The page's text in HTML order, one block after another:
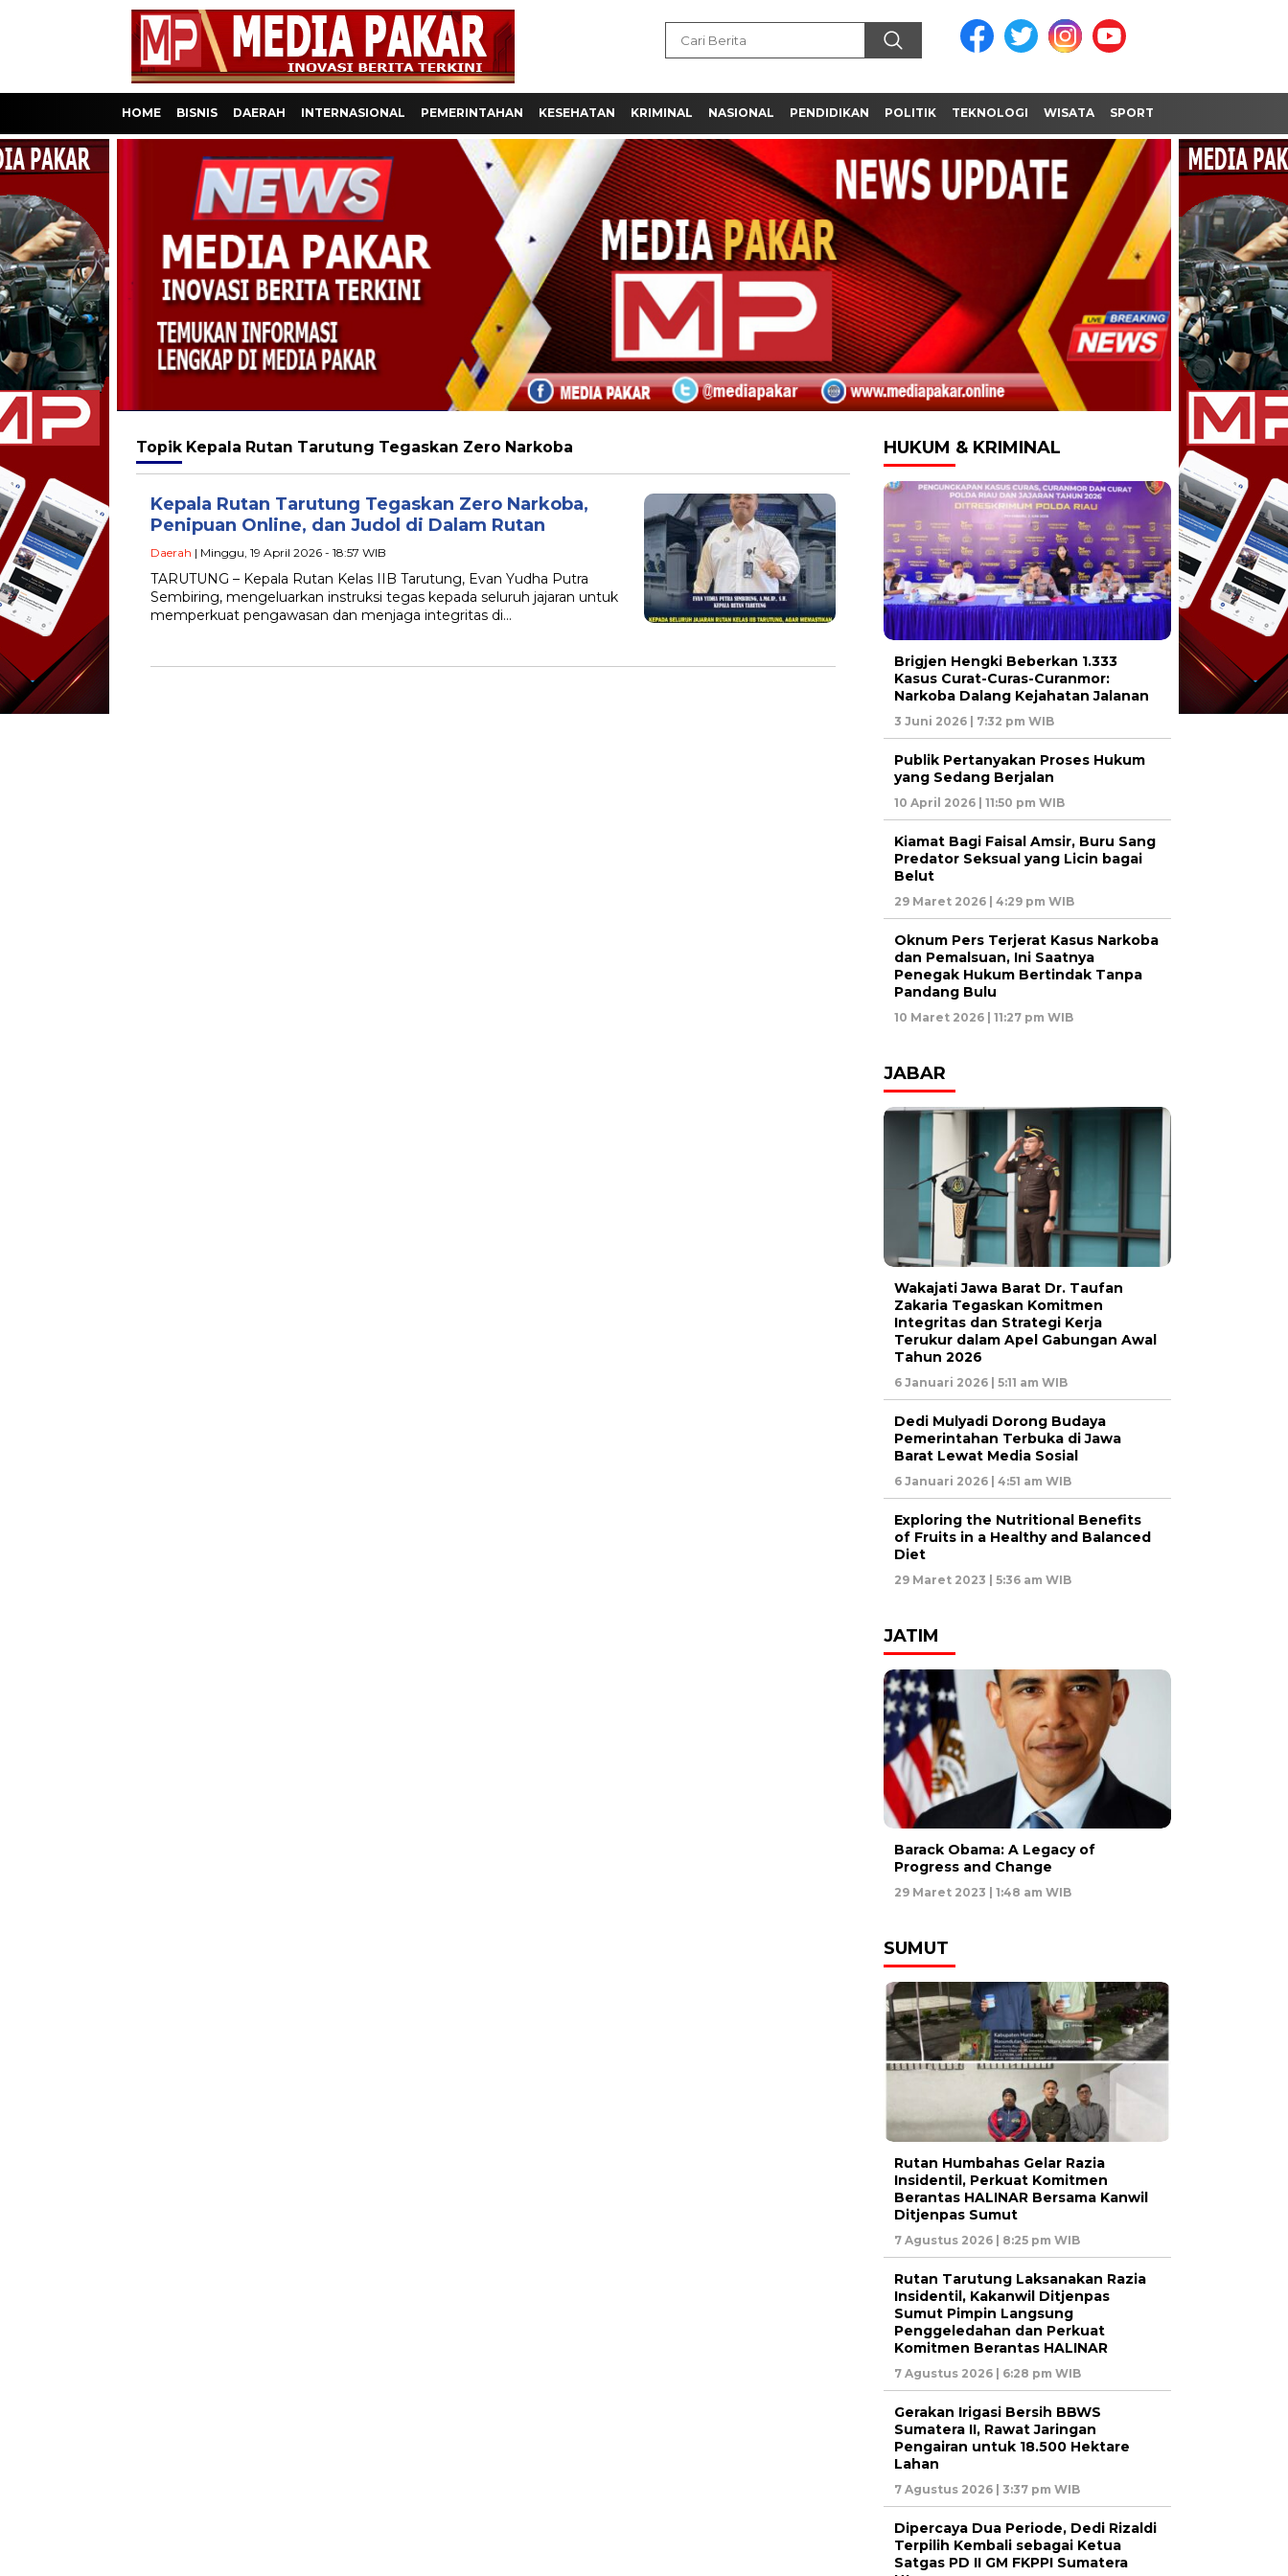
HOME BISNIS DAERAH INTERNASIONAL PEMERINTAHAN KESEHATAN KRIMINAL NASIONAL PENDIDIKAN POLITIK TEKNOLOGI WISATA SPORT
Topik Kepala Rutan Tarutung Tegaskan Zero Narkoba
Kepala Rutan Tarutung Tegaskan Zero Narkoba,
Penipuan Online, dan Judol di Dalam Rutan
Daerah | Minggu, 19 April 2026 - 18:57 WIB
TARUTUNG – Kepala Rutan Kelas IIB Tarutung, Evan Yudha Putra
Sembiring, mengeluarkan instruksi tegas kepada seluruh jajaran untuk
memperkuat pengawasan dan menjaga integritas di…
HUKUM & KRIMINAL
Brigjen Hengki Beberkan 1.333
Kasus Curat-Curas-Curanmor:
Narkoba Dalang Kejahatan Jalanan
3 Juni 2026 | 7:32 pm WIB
Publik Pertanyakan Proses Hukum
yang Sedang Berjalan
10 April 2026 | 11:50 pm WIB
Kiamat Bagi Faisal Amsir, Buru Sang
Predator Seksual yang Licin bagai
Belut
29 Maret 2026 | 4:29 pm WIB
Oknum Pers Terjerat Kasus Narkoba
dan Pemalsuan, Ini Saatnya
Penegak Hukum Bertindak Tanpa
Pandang Bulu
10 Maret 2026 | 11:27 pm WIB
JABAR
Wakajati Jawa Barat Dr. Taufan
Zakaria Tegaskan Komitmen
Integritas dan Strategi Kerja
Terukur dalam Apel Gabungan Awal
Tahun 2026
6 Januari 2026 | 5:11 am WIB
Dedi Mulyadi Dorong Budaya
Pemerintahan Terbuka di Jawa
Barat Lewat Media Sosial
6 Januari 2026 | 4:51 am WIB
Exploring the Nutritional Benefits
of Fruits in a Healthy and Balanced
Diet
29 Maret 2023 | 5:36 am WIB
JATIM
Barack Obama: A Legacy of
Progress and Change
29 Maret 2023 | 1:48 am WIB
SUMUT
Rutan Humbahas Gelar Razia
Insidentil, Perkuat Komitmen
Berantas HALINAR Bersama Kanwil
Ditjenpas Sumut
7 Agustus 2026 | 8:25 pm WIB
Rutan Tarutung Laksanakan Razia
Insidentil, Kakanwil Ditjenpas
Sumut Pimpin Langsung
Penggeledahan dan Perkuat
Komitmen Berantas HALINAR
7 Agustus 2026 | 6:28 pm WIB
Gerakan Irigasi Bersih BBWS
Sumatera II, Rawat Jaringan
Pengairan untuk 18.500 Hektare
Lahan
7 Agustus 2026 | 3:37 pm WIB
Dipercaya Dua Periode, Dedi Rizaldi
Terpilih Kembali sebagai Ketua
Satgas PD II GM FKPPI Sumatera